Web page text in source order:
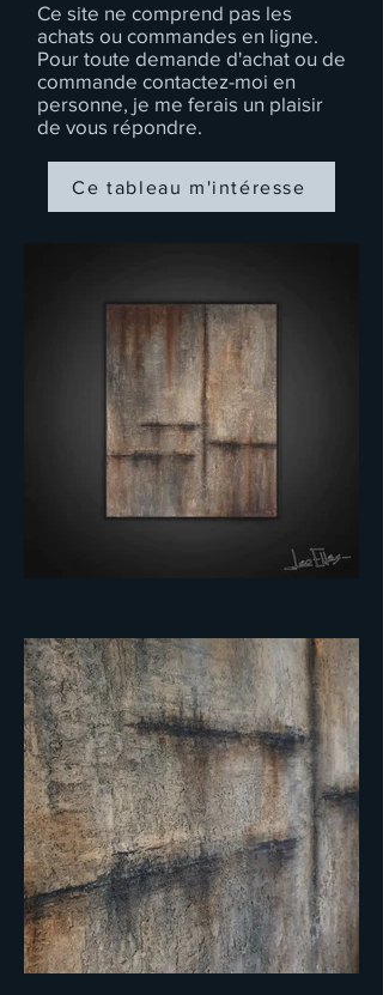
Ce site ne comprend pas les
achats ou commandes en ligne.
Pour toute demande d'achat ou de
commande contactez-moi en
personne, je me ferais un plaisir
de vous répondre.
Ce tableau m'intéresse